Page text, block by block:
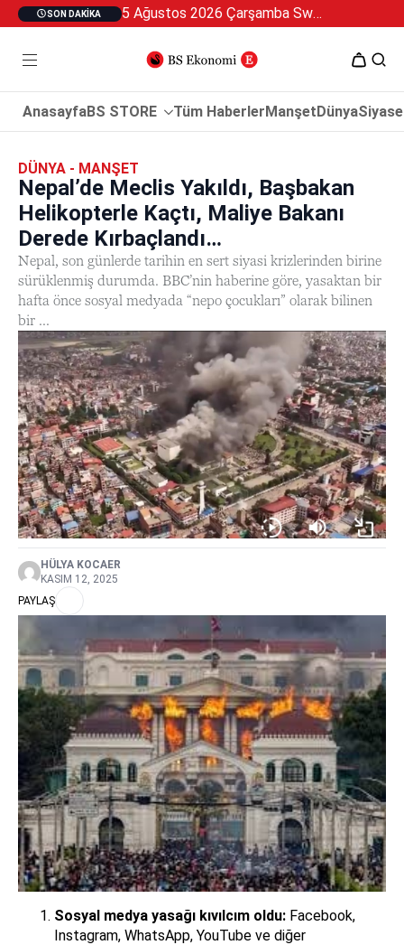
SON DAKIKA 5 Ağustos 2026 Çarşamba Swan Özel 2
AnasayfaBS STORE Tüm HaberlerManşetDünya
DÜNYA - MANŞET
Nepal’de Meclis Yakıldı, Başbakan
Helikopterle Kaçtı, Maliye Bakanı
Derede Kırbaçlandı…
Nepal, son günlerde tarihin en sert siyasi krizlerinden birine
sürüklenmiş durumda. BBC’nin haberine göre, yasaktan bir
hafta önce sosyal medyada “nepo çocukları” olarak bilinen
bir ...
HÜLYA KOCAER
KASIM 12, 2025
PAYLAŞ
Sosyal medya yasağı kıvılcım oldu: Facebook,
Instagram, WhatsApp, YouTube ve diğer